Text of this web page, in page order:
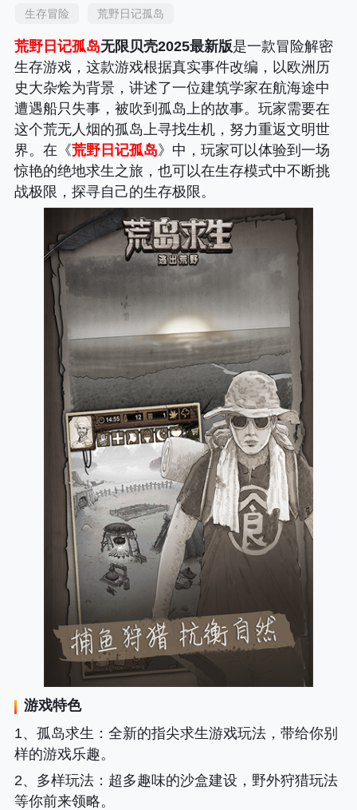
生存冒险 荒野日记孤岛
荒野日记孤岛无限贝壳2025最新版是一款冒险解密
生存游戏，这款游戏根据真实事件改编，以欧洲历
史大杂烩为背景，讲述了一位建筑学家在航海途中
遭遇船只失事，被吹到孤岛上的故事。玩家需要在
这个荒无人烟的孤岛上寻找生机，努力重返文明世
界。在《荒野日记孤岛》中，玩家可以体验到一场
惊艳的绝地求生之旅，也可以在生存模式中不断挑
战极限，探寻自己的生存极限。
游戏特色
1、 孤岛求生 ：全新的指尖求生游戏玩法，带给你别
样的游戏乐趣。
2、 多样玩法：超多趣味的沙盒建设，野外狩猎玩法
等你前来领略。